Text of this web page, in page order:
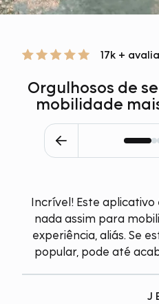
17k +
Orgulhosos de
mobilidade
Incrível! Este aplicativo
nada assim para
experiência, aliás. Se
popular, pode até
J